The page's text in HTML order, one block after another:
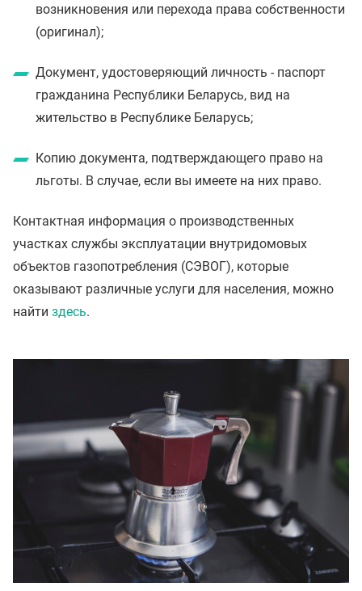
возникновения или перехода права собственности
(оригинал);
Документ, удостоверяющий личность - паспорт
гражданина Республики Беларусь, вид на
жительство в Республике Беларусь;
Копию документа, подтверждающего право на
льготы. В случае, если вы имеете на них право.
Контактная информация о производственных
участках службы эксплуатации внутридомовых
объектов газопотребления (СЭВОГ), которые
оказывают различные услуги для населения, можно
найти здесь.